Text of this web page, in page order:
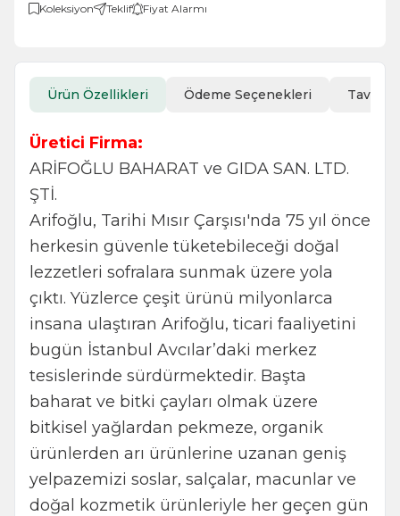
Koleksiyon Teklif Fiyat Alarmı
Ürün Özellikleri Ödeme Seçenekleri Tavsiye
Üretici Firma:
ARİFOĞLU BAHARAT ve GIDA SAN. LTD.
ŞTİ.
Arifoğlu, Tarihi Mısır Çarşısı'nda 75 yıl önce
herkesin güvenle tüketebileceği doğal
lezzetleri sofralara sunmak üzere yola
çıktı. Yüzlerce çeşit ürünü milyonlarca
insana ulaştıran Arifoğlu, ticari faaliyetini
bugün İstanbul Avcılar’daki merkez
tesislerinde sürdürmektedir. Başta
baharat ve bitki çayları olmak üzere
bitkisel yağlardan pekmeze, organik
ürünlerden arı ürünlerine uzanan geniş
yelpazemizi soslar, salçalar, macunlar ve
doğal kozmetik ürünleriyle her geçen gün